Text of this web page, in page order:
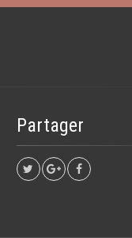
Partager